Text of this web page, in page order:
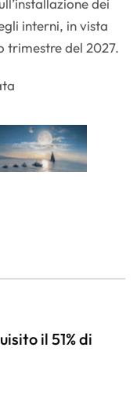
dei
interni, in vista
trimestre del 2027.
il 51% di